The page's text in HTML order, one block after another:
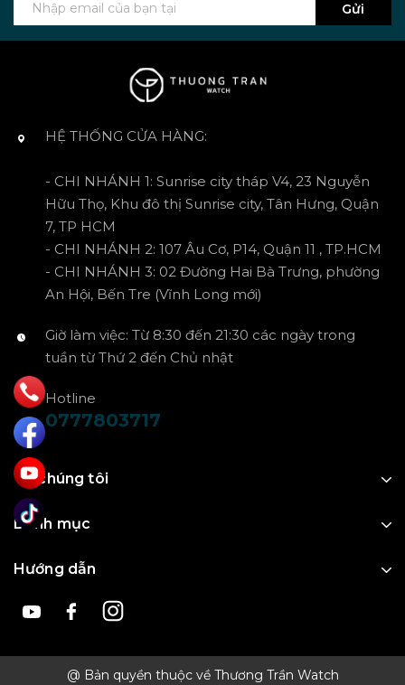
Gửi
HỆ THỐNG CỬA HÀNG:
- CHI NHÁNH 1: Sunrise city tháp V4, 23 Nguyễn
Hữu Thọ, Khu đô thị Sunrise city, Tân Hưng, Quận
7, TP HCM
- CHI NHÁNH 2: 107 Âu Cơ, P14, Quận 11 , TP.HCM
- CHI NHÁNH 3: 02 Đường Hai Bà Trưng, phường
An Hội, Bến Tre (Vĩnh Long mới)
Giờ làm việc: Từ 8:30 đến 21:30 các ngày trong
tuần từ Thứ 2 đến Chủ nhật
Hotline
0777803717
Về chúng tôi
Danh mục
Hướng dẫn
@ Bản quyền thuộc về Thương Trần Watch